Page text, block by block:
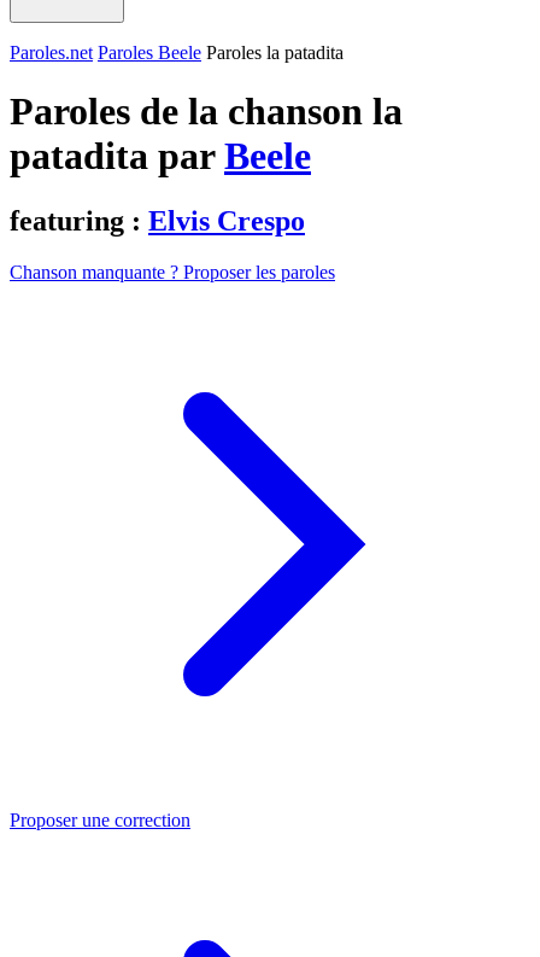
Paroles.net Paroles Beele Paroles la patadita
Paroles de la chanson la
patadita parBeele
featuring : Elvis Crespo
Chanson manquante ? Proposer les paroles
Proposer une correction